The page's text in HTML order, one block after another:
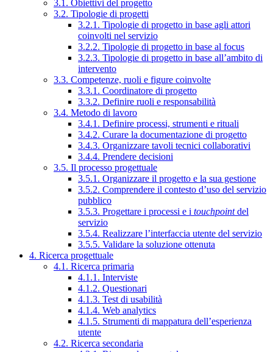
3.1. Obiettivi del progetto
3.2. Tipologie di progetti
3.2.1. Tipologie di progetto in base agli attori
coinvolti nel servizio
3.2.2. Tipologie di progetto in base al focus
3.2.3. Tipologie di progetto in base all’ambito di
intervento
3.3. Competenze, ruoli e figure coinvolte
3.3.1. Coordinatore di progetto
3.3.2. Definire ruoli e responsabilità
3.4. Metodo di lavoro
3.4.1. Definire processi, strumenti e rituali
3.4.2. Curare la documentazione di progetto
3.4.3. Organizzare tavoli tecnici collaborativi
3.4.4. Prendere decisioni
3.5. Il processo progettuale
3.5.1. Organizzare il progetto e la sua gestione
3.5.2. Comprendere il contesto d’uso del servizio
pubblico
3.5.3. Progettare i processi e i touchpointdel
servizio
3.5.4. Realizzare l’interfaccia utente del servizio
3.5.5. Validare la soluzione ottenuta
4. Ricerca progettuale
4.1. Ricerca primaria
4.1.1. Interviste
4.1.2. Questionari
4.1.3. Test di usabilità
4.1.4. Web analytics
4.1.5. Strumenti di mappatura dell’esperienza
utente
4.2. Ricerca secondaria